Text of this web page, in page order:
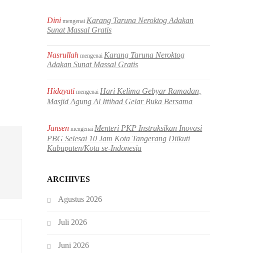
Dini mengenaiKarang Taruna Neroktog Adakan
Sunat Massal Gratis
Nasrullah mengenaiKarang Taruna Neroktog
Adakan Sunat Massal Gratis
Hidayati mengenaiHari Kelima Gebyar Ramadan,
Masjid Agung Al Ittihad Gelar Buka Bersama
Jansen mengenaiMenteri PKP Instruksikan Inovasi
PBG Selesai 10 Jam Kota Tangerang Diikuti
Kabupaten/Kota se-Indonesia
ARCHIVES
Agustus 2026
Juli 2026
Juni 2026